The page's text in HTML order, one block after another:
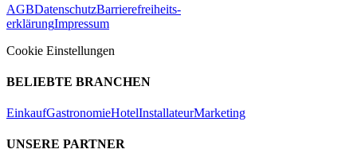
AGBDatenschutzBarrierefreiheits-
erklärungImpressum
Cookie Einstellungen
BELIEBTE BRANCHEN
EinkaufGastronomieHotelInstallateurMarketing
UNSERE PARTNER